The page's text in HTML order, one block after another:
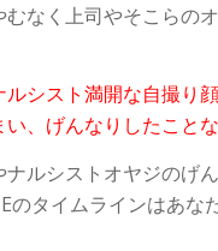
なく上司やそこらの
シスト満開な自撮り
、げんなりしたことな
ルシストオヤジのげ
タイムラインはあな